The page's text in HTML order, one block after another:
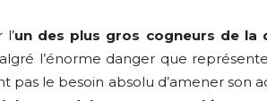
un des plus gros cogneurs de la
l’énorme danger que
pas le besoin absolu d’amener son